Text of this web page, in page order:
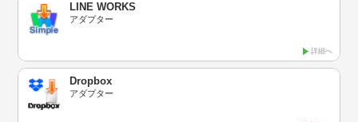
LINE WORKS
アダプター
詳細へ
Dropbox
アダプター